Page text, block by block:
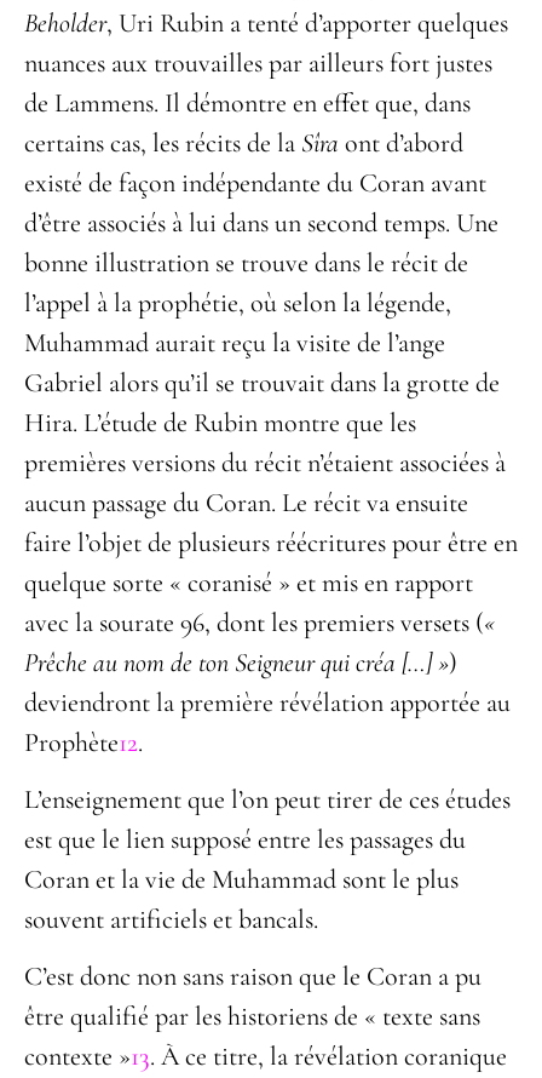
Beholder, Uri Rubin a tenté d’apporter quelques
nuances aux trouvailles par ailleurs fort justes
de Lammens. Il démontre en effet que, dans
certains cas, les récits de la Sîra ont d’abord
existé de façon indépendante du Coran avant
d’être associés à lui dans un second temps. Une
bonne illustration se trouve dans le récit de
l’appel à la prophétie, où selon la légende,
Muhammad aurait reçu la visite de l’ange
Gabriel alors qu’il se trouvait dans la grotte de
Hira. L’étude de Rubin montre que les
premières versions du récit n’étaient associées à
aucun passage du Coran. Le récit va ensuite
faire l’objet de plusieurs réécritures pour être en
quelque sorte « coranisé » et mis en rapport
avec la sourate 96, dont les premiers versets («
Prêche au nom de ton Seigneurqui créa […] »)
deviendront la première révélation apportée au
Prophète12.
L’enseignement que l’on peut tirer de ces études
est que le lien supposé entre les passages du
Coran et la vie de Muhammad sont le plus
souvent artificiels et bancals.
C’est donc non sans raison que le Coran a pu
être qualifié par les historiens de « texte sans
contexte »13. À ce titre, la révélation coranique